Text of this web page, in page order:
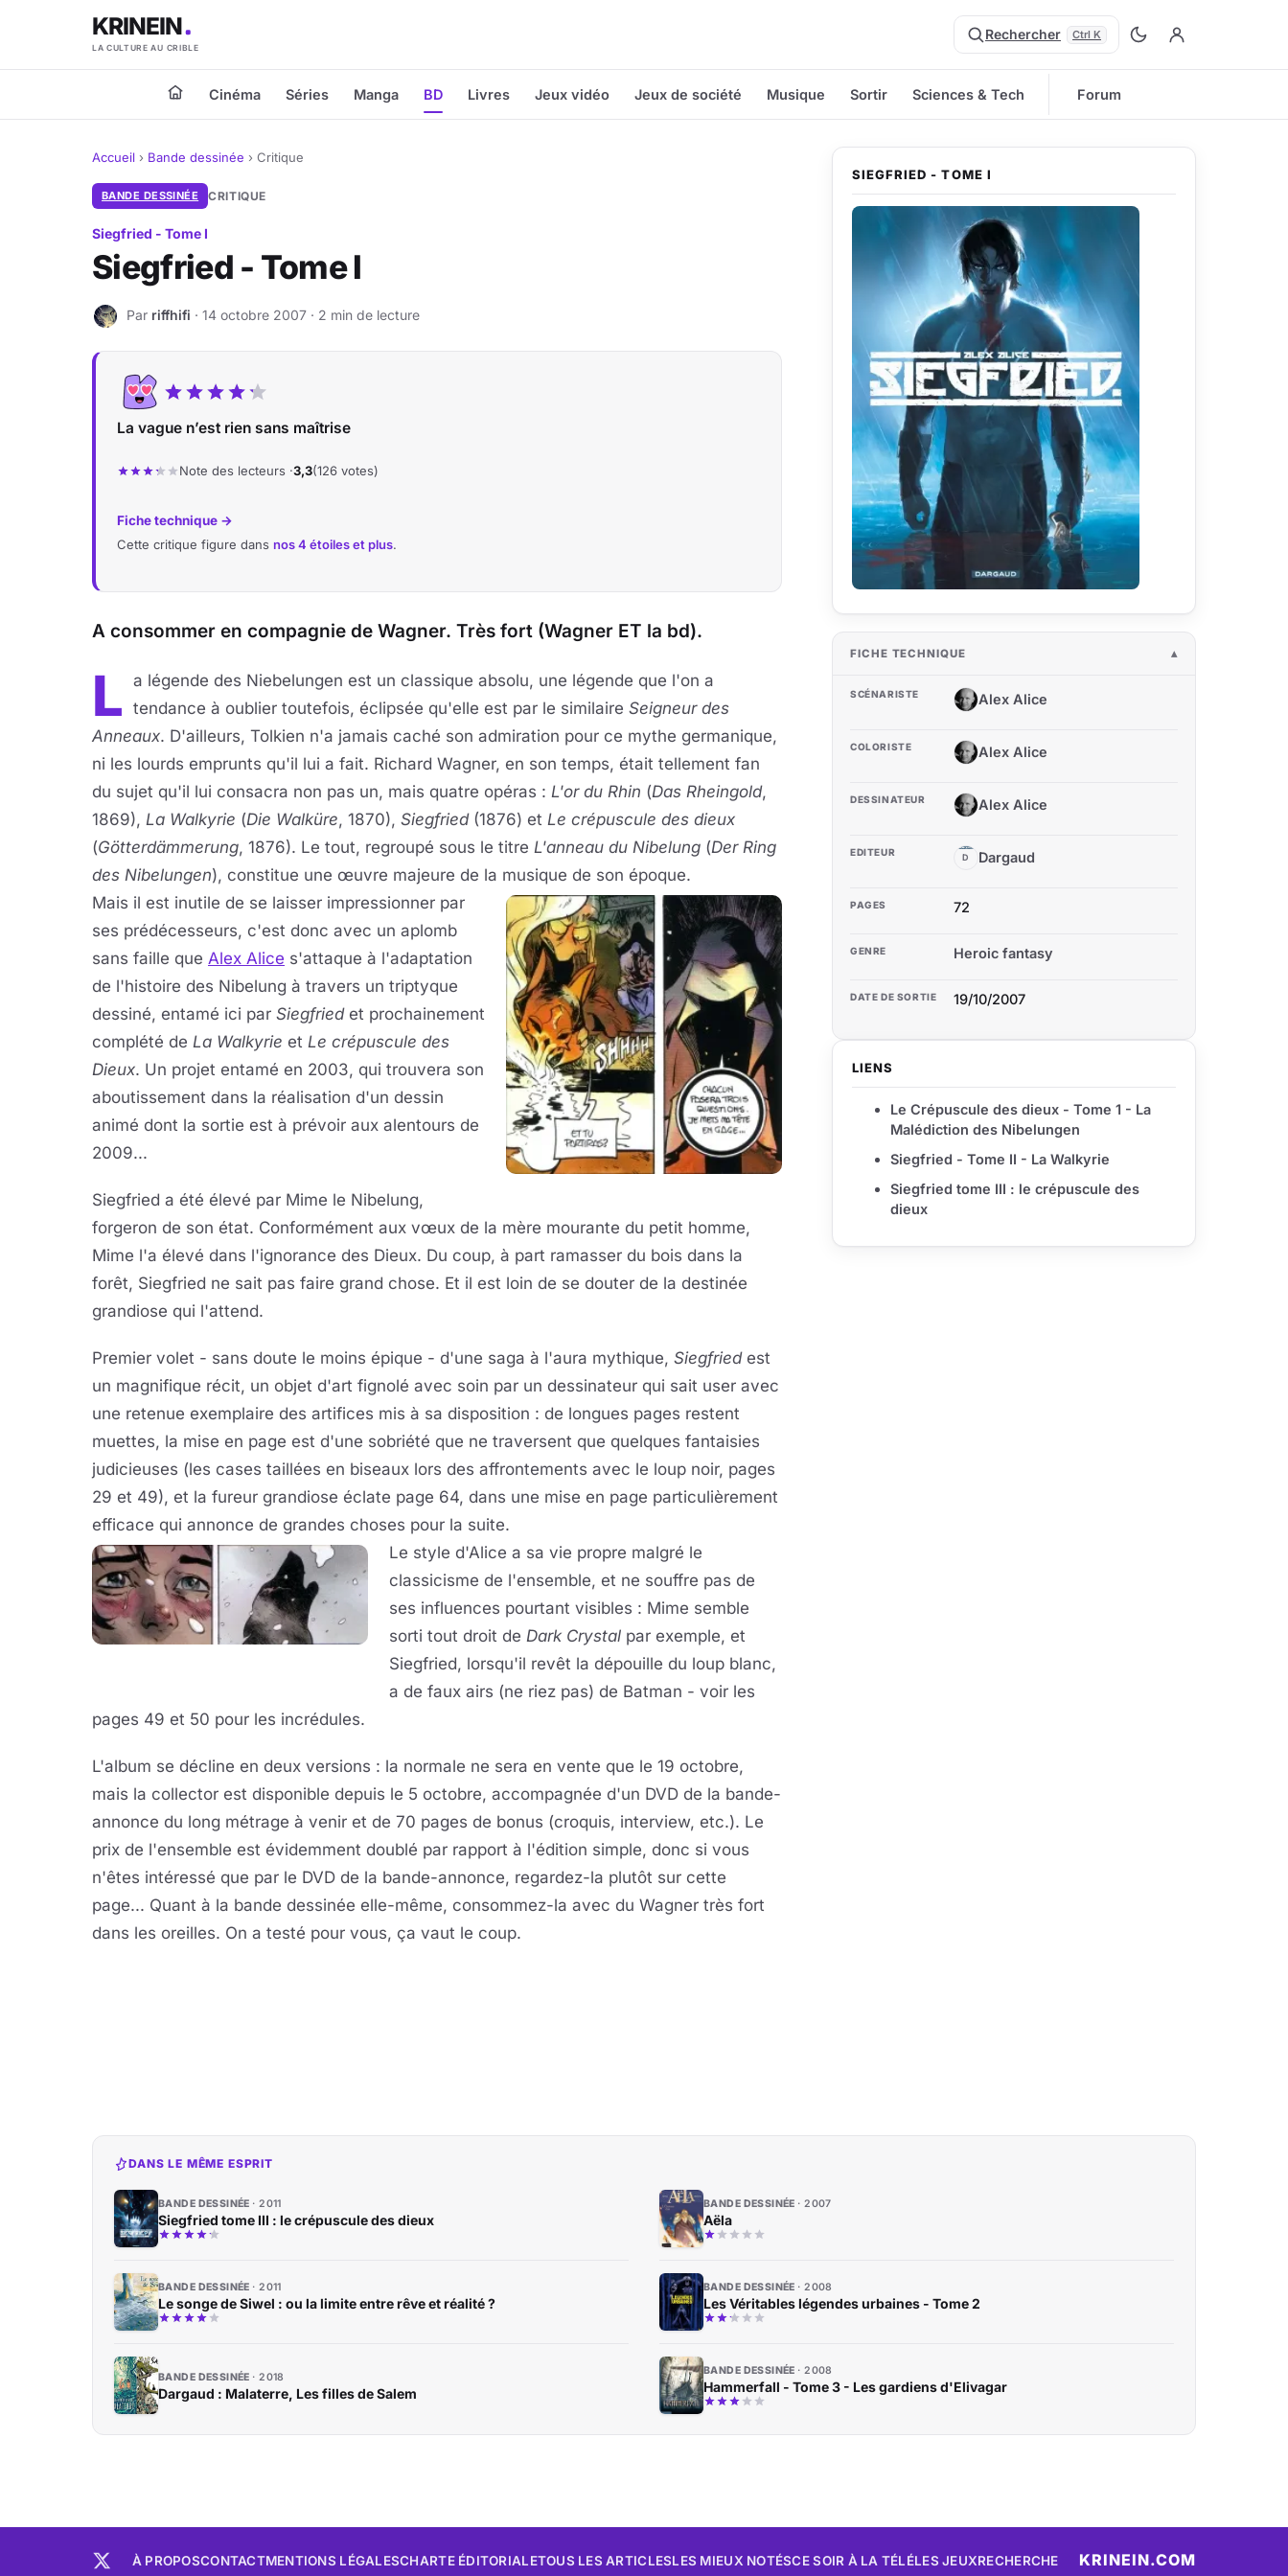
KRINEIN
LA CULTURE AU CRIBLE
Rechercher Ctrl K
Cinéma Séries Manga BD Livres Jeux vidéo Jeux de société Musique Sortir Sciences & Tech Forum
Accueil › Bande dessinée › Critique
BANDE DESSINÉE CRITIQUE
Siegfried - Tome I
Siegfried - Tome I
R Par riffhifi · 14 octobre 2007 · 2 min de lecture
La vague n’est rien sans maîtrise
Note des lecteurs ·3,3(126 votes)
Fiche technique →
Cette critique figure dans nos 4 étoiles et plus.
A consommer en compagnie de Wagner. Très fort (Wagner ET la bd).
L a légende des Niebelungen est un classique absolu, une légende que l'on a
tendance à oublier toutefois, éclipsée qu'elle est par le similaire Seigneur des
Anneaux. D'ailleurs, Tolkien n'a jamais caché son admiration pour ce mythe germanique,
ni les lourds emprunts qu'il lui a fait. Richard Wagner, en son temps, était tellement fan
du sujet qu'il lui consacra non pas un, mais quatre opéras : L'or du Rhin (Das Rheingold,
1869), La Walkyrie (Die Walküre, 1870), Siegfried(1876) et Le crépuscule des dieux
(Götterdämmerung, 1876). Le tout, regroupé sous le titre L'anneau du Nibelung (Der Ring
des Nibelungen), constitue une œuvre majeure de la musique de son époque.
Mais il est inutile de se laisser impressionner par
ses prédécesseurs, c'est donc avec un aplomb
sans faille que Alex Alice s'attaque à l'adaptation
de l'histoire des Nibelung à travers un triptyque
dessiné, entamé ici par Siegfriedet prochainement
complété de La Walkyrie et Le crépuscule des
Dieux. Un projet entamé en 2003, qui trouvera son
aboutissement dans la réalisation d'un dessin
animé dont la sortie est à prévoir aux alentours de
2009...
Siegfried a été élevé par Mime le Nibelung,
forgeron de son état. Conformément aux vœux de la mère mourante du petit homme,
Mime l'a élevé dans l'ignorance des Dieux. Du coup, à part ramasser du bois dans la
forêt, Siegfried ne sait pas faire grand chose. Et il est loin de se douter de la destinée
grandiose qui l'attend.
Premier volet - sans doute le moins épique - d'une saga à l'aura mythique, Siegfriedest
un magnifique récit, un objet d'art fignolé avec soin par un dessinateur qui sait user avec
une retenue exemplaire des artifices mis à sa disposition : de longues pages restent
muettes, la mise en page est d'une sobriété que ne traversent que quelques fantaisies
judicieuses (les cases taillées en biseaux lors des affrontements avec le loup noir, pages
29 et 49), et la fureur grandiose éclate page 64, dans une mise en page particulièrement
efficace qui annonce de grandes choses pour la suite.
Le style d'Alice a sa vie propre malgré le
classicisme de l'ensemble, et ne souffre pas de
ses influences pourtant visibles : Mime semble
sorti tout droit de Dark Crystal par exemple, et
Siegfried, lorsqu'il revêt la dépouille du loup blanc,
a de faux airs (ne riez pas) de Batman - voir les
pages 49 et 50 pour les incrédules.
L'album se décline en deux versions : la normale ne sera en vente que le 19 octobre,
mais la collector est disponible depuis le 5 octobre, accompagnée d'un DVD de la bande-
annonce du long métrage à venir et de 70 pages de bonus (croquis, interview, etc.). Le
prix de l'ensemble est évidemment doublé par rapport à l'édition simple, donc si vous
n'êtes intéressé que par le DVD de la bande-annonce, regardez-la plutôt sur cette
page... Quant à la bande dessinée elle-même, consommez-la avec du Wagner très fort
dans les oreilles. On a testé pour vous, ça vaut le coup.
SIEGFRIED - TOME I
FICHE TECHNIQUE
SCÉNARISTE AA Alex Alice
COLORISTE AA Alex Alice
DESSINATEUR AA Alex Alice
EDITEUR D Dargaud
PAGES 72
GENRE Heroic fantasy
DATE DE SORTIE 19/10/2007
LIENS
Le Crépuscule des dieux - Tome 1 - La
Malédiction des Nibelungen
Siegfried - Tome II - La Walkyrie
Siegfried tome III : le crépuscule des
dieux
DANS LE MÊME ESPRIT
BANDE DESSINÉE 2011
Siegfried tome III : le crépuscule des dieux
BANDE DESSINÉE 2007
Aëla
BANDE DESSINÉE 2011
Le songe de Siwel : ou la limite entre rêve et réalité ?
BANDE DESSINÉE 2008
Les Véritables légendes urbaines - Tome 2
BANDE DESSINÉE 2018
Dargaud : Malaterre, Les filles de Salem
BANDE DESSINÉE 2008
Hammerfall - Tome 3 - Les gardiens d'Elivagar
À PROPOSCONTACTMENTIONS LÉGALESCHARTE ÉDITORIALETOUS LES ARTICLESLES MIEUX NOTÉSCE SOIR À LA TÉLÉLES JEUXRECHERCHE KRINEIN.COM